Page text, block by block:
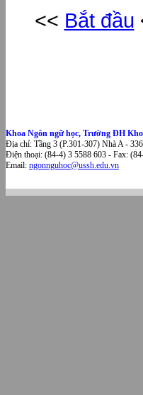
<< Bắt đầu
Khoa Ngôn ngữ học, Trường ĐH
Địa chỉ: Tầng 3 (P.301-307) Nhà A -
Điện thoại: (84-4) 3 5588 603 - Fax:
Email: ngonnguhoc@ussh.edu.vn